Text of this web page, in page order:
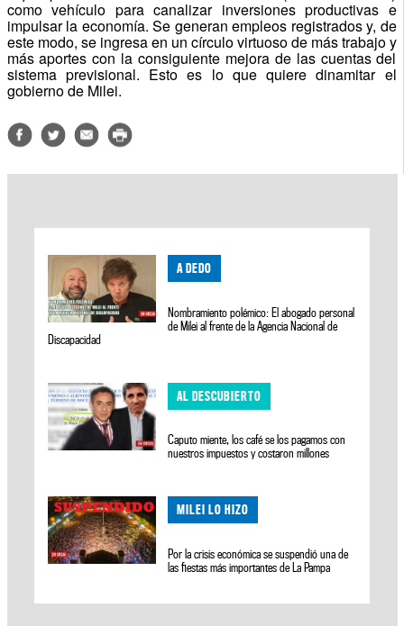
como vehículo para canalizar inversiones productivas e
impulsar la economía. Se generan empleos registrados y, de
este modo, se ingresa en un círculo virtuoso de más trabajo y
más aportes con la consiguiente mejora de las cuentas del
sistema previsional. Esto es lo que quiere dinamitar el
gobierno de Milei.
A DEDO
Nombramiento polémico: El abogado personal
de Milei al frente de la Agencia Nacional de
Discapacidad
AL DESCUBIERTO
Caputo miente, los café se los pagamos con
nuestros impuestos y costaron millones
MILEI LO HIZO
Por la crisis económica se suspendió una de
las fiestas más importantes de La Pampa